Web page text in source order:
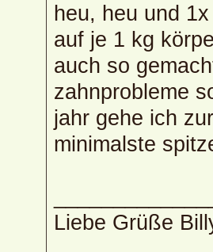
heu, heu und
auf je 1 kg
auch so
zahnprobleme
jahr gehe ich
minimalste
Liebe Grüße